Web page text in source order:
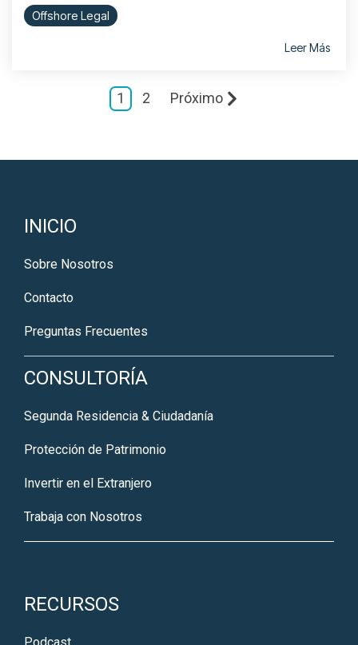
Offshore Legal
Leer Más
1 2 Próximo
INICIO
Sobre Nosotros
Contacto
Preguntas Frecuentes
CONSULTORÍA
Segunda Residencia & Ciudadanía
Protección de Patrimonio
Invertir en el Extranjero
Trabaja con Nosotros
RECURSOS
Podcast